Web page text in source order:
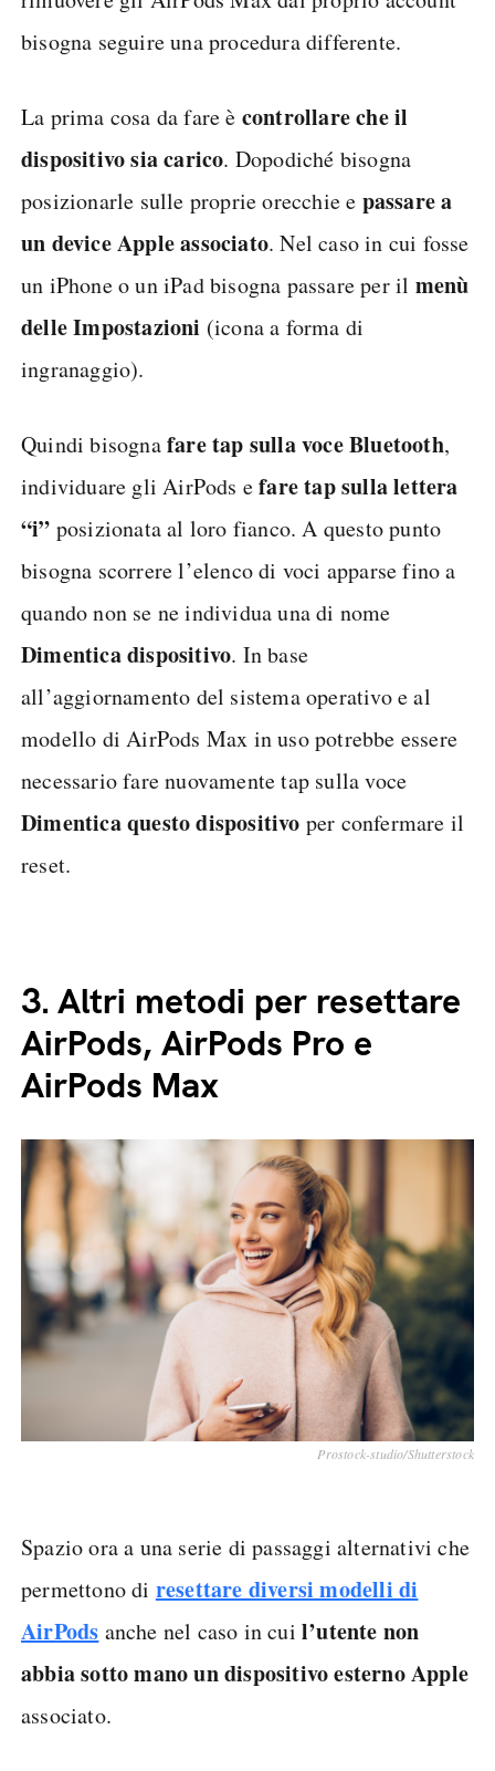
bisogna seguire una procedura differente.
La prima cosa da fare è controllare che il
dispositivo sia carico. Dopodiché bisogna
posizionarle sulle proprie orecchie e passare a
un device Apple associato. Nel caso in cui fosse
un iPhone o un iPad bisogna passare per il menù
delle Impostazioni (icona a forma di
ingranaggio).
Quindi bisognafare tap sulla voce Bluetooth,
individuare gli AirPods efare tap sulla lettera
“i” posizionata al loro fianco. A questo punto
bisogna scorrere l’elenco di voci apparse fino a
quando non se ne individua una di nome
Dimentica dispositivo. In base
all’aggiornamento del sistema operativo e al
modello di AirPods Max in uso potrebbe essere
necessario fare nuovamente tap sulla voce
Dimentica questo dispositivo per confermare il
reset.
3. Altri metodi per resettare
AirPods, AirPods Pro e
AirPods Max
Prostock-studio/Shutterstock
Spazio ora a una serie di passaggi alternativi che
permettono di resettare diversi modelli di
AirPods anche nel caso in cuil’utente non
abbia sotto mano un dispositivo esterno Apple
associato.